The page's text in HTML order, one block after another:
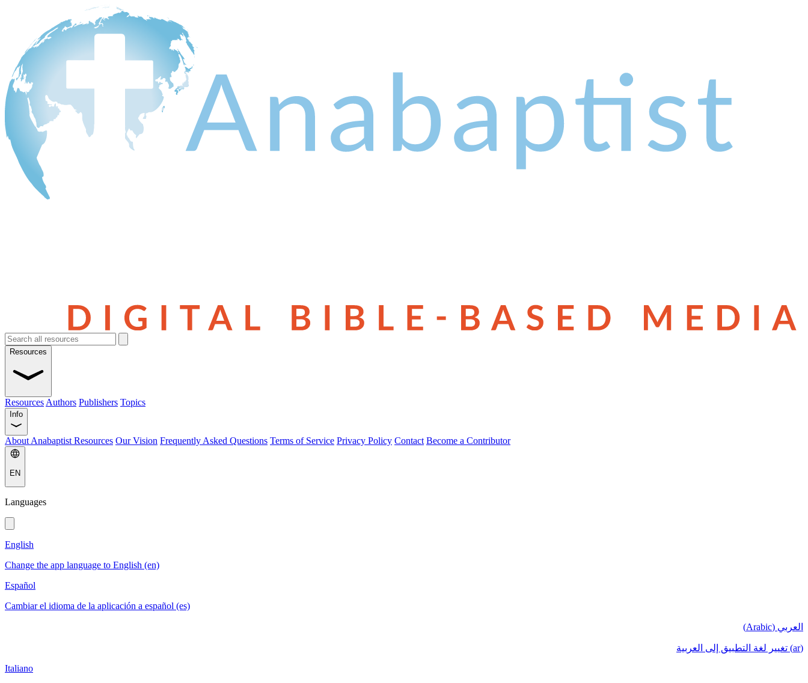
Resources
Resources Authors Publishers Topics
Info
About Anabaptist Resources Our Vision Frequently Asked Questions Terms of Service Privacy Policy Contact Become a Contributor
EN
Languages
English
Change the app language to English (en)
Español
Cambiar el idioma de la aplicación a español (es)
العربي (Arabic)
(ar) تغيير لغة التطبيق إلى العربية
Italiano